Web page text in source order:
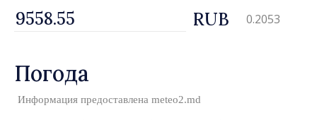
RUB 0.2053
Погода
Информация предоставлена meteo2.md